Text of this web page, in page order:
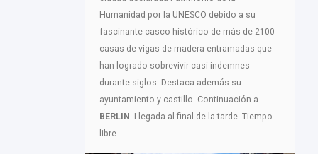
Humanidad por la UNESCO debido a su
fascinante casco histórico de más de 2100
casas de vigas de madera entramadas que
han logrado sobrevivir casi indemnes
durante siglos. Destaca además su
ayuntamiento y castillo. Continuación a
BERLIN . Llegada al final de la tarde. Tiempo
libre.